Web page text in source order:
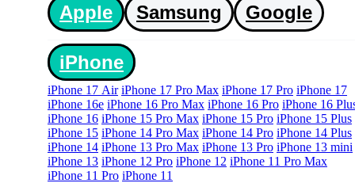
Apple Samsung Google
iPhone
iPhone 17 Air iPhone 17 Pro Max iPhone 17 Pro iPhone 17
iPhone 16e iPhone 16 Pro Max iPhone 16 Pro iPhone 16
iPhone 16 iPhone 15 Pro Max iPhone 15 Pro iPhone 15 Plus
iPhone 15 iPhone 14 Pro Max iPhone 14 Pro iPhone 14 Plus
iPhone 14 iPhone 13 Pro Max iPhone 13 Pro iPhone 13 mini
iPhone 13 iPhone 12 Pro iPhone 12 iPhone 11 Pro Max
iPhone 11 Pro iPhone 11